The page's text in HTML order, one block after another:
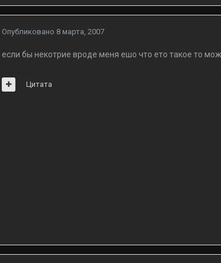
Опубликовано 8 марта, 2007
если бы некотрие вроде меня ешо что ето такое то
Цитата